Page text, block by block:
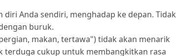
Anda sendiri, menghadap ke depan. Tidak
buruk.
makan, tertawa") tidak akan menarik
terduga cukup untuk membangkitkan rasa